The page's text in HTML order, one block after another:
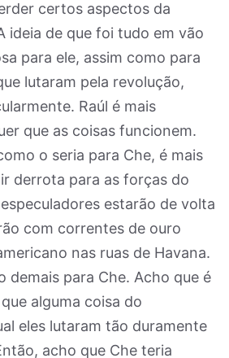
certos aspectos da
ideia de que foi tudo em vão
para ele, assim como para
lutaram pela revolução,
Raúl é mais
que as coisas funcionem.
o seria para Che, é mais
derrota para as forças do
estarão de volta
com correntes de ouro
nas ruas de Havana.
demais para Che. Acho que é
alguma coisa do
eles lutaram tão duramente
acho que Che teria